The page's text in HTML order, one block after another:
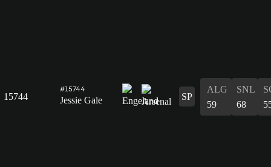
15744
#15744
Jessie Gale SP
ALG
59
SNL
68